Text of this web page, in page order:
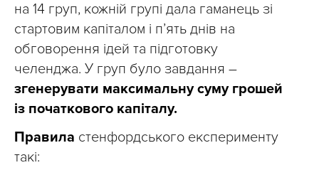
на 14 груп, кожній групі дала гаманець зі
стартовим капіталом і п’ять днів на
обговорення ідей та підготовку
челенджа. У груп було завдання –
згенерувати максимальну суму грошей
із початкового капіталу.
Правила стенфордського експерименту
такі: